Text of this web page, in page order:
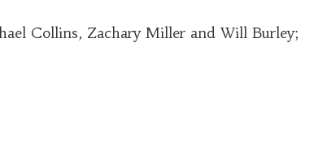
Collins, Zachary Miller and Will Burley;